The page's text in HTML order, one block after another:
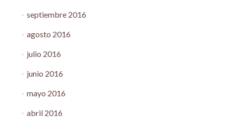
septiembre 2016
agosto 2016
julio 2016
junio 2016
mayo 2016
abril 2016